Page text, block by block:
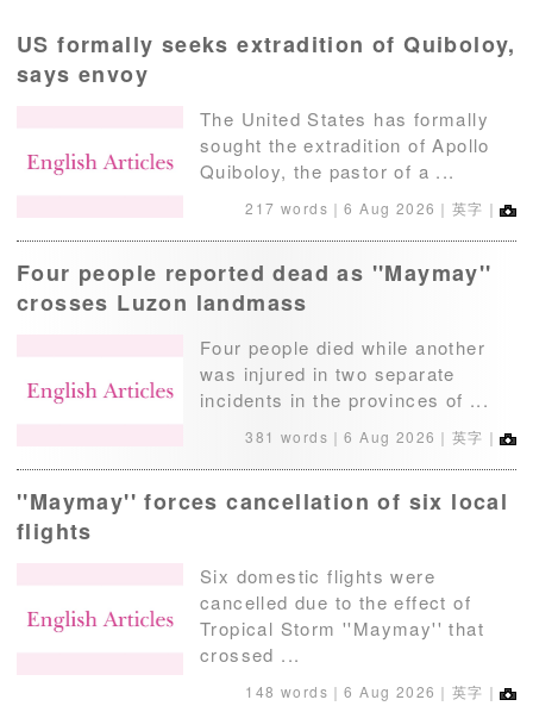
US formally seeks extradition of Quiboloy,
says envoy
The United States has formally
sought the extradition of Apollo
Quiboloy, the pastor of a ...
217 words｜6 Aug 2026 ｜英字｜
Four people reported dead as ''Maymay''
crosses Luzon landmass
Four people died while another
was injured in two separate
incidents in the provinces of ...
381 words｜6 Aug 2026 ｜英字｜
''Maymay'' forces cancellation of six local
flights
Six domestic flights were
cancelled due to the effect of
Tropical Storm ''Maymay'' that
crossed ...
148 words｜6 Aug 2026 ｜英字｜